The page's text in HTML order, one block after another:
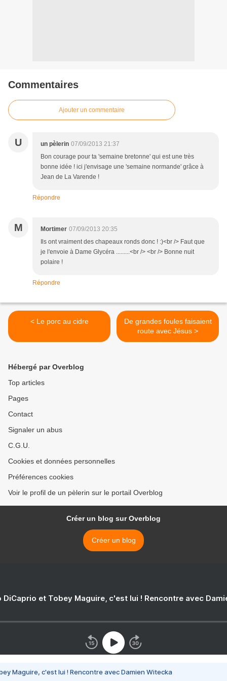
Commentaires
Ajouter un commentaire
U un pèlerin 07/09/2013 21:37
Bon courage pour ta 'semaine bretonne' qui est une très
bonne idée ! ici j'envisage une 'semaine normande' grâce à
Jean de La Varende !
Répondre
M Mortimer 07/09/2013 20:35
Ils ont vraiment des chapeaux ronds donc ! :)<br /> Faut que
je l'envoie à Dame Glycéra .........<br /> <br /> Bonne nuit
polaire !
Répondre
< Le porc au cidre
De grandes foules faisaient
route avec Jésus >
Hébergé par Overblog
Top articles
Pages
Contact
Signaler un abus
C.G.U.
Cookies et données personnelles
Préférences cookies
Voir le profil de un pèlerin sur le portail Overblog
Créer un blog sur Overblog
Créer un blog
DiCaprio et Tobey Maguire, c'est lui ! Rencontre avec
Maguire, c'est lui ! Rencontre avec Damien Witecka